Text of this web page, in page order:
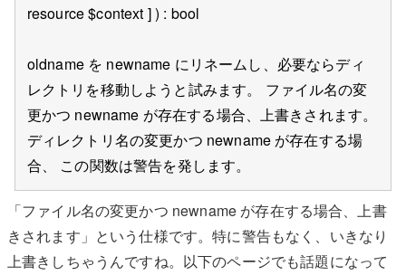
resource $context ] ) : bool
oldname を newname にリネームし、必要ならディ
レクトリを移動しようと試みます。 ファイル名の変
更かつ newname が存在する場合、上書きされます。
ディレクトリ名の変更かつ newname が存在する場
合、 この関数は警告を発します。
「ファイル名の変更かつ newname が存在する場合、上書
きされます」という仕様です。特に警告もなく、いきなり
上書きしちゃうんですね。以下のページでも話題になって